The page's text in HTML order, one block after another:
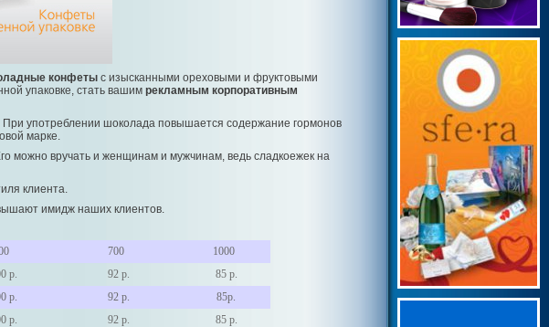
конфеты с изысканными ореховыми и фруктовыми
упаковке, стать вашим рекламным корпоративным
При употреблении шоколада повышается содержание гормонов
марке.
можно вручать и женщинам и мужчинам, ведь сладкоежек на
клиента.
имидж наших клиентов.
700
1000
р. 92 р.
85 р.
р. 92 р.
85р.
р. 92 р.
85 р.